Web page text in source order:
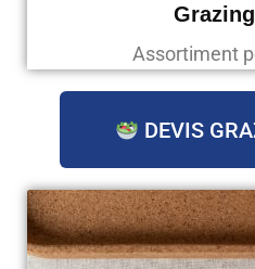
Assortiment
DEVIS